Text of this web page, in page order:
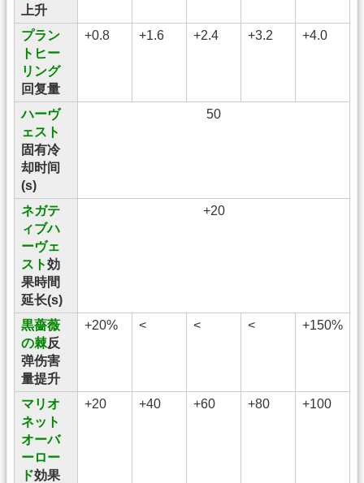
上升
プラン
トヒー
リング
回复量
+0.8 +1.6 +2.4 +3.2 +4.0
ハーヴ
ェスト
固有冷
却时间
(s)
50
ネガテ
ィブハ
ーヴェ
スト効
果時間
延长(s)
+20
黒薔薇
の棘反
弹伤害
量提升
+20% < < < +150%
マリオ
ネット
オーバ
ーロー
ド効果
+20 +40 +60 +80 +100